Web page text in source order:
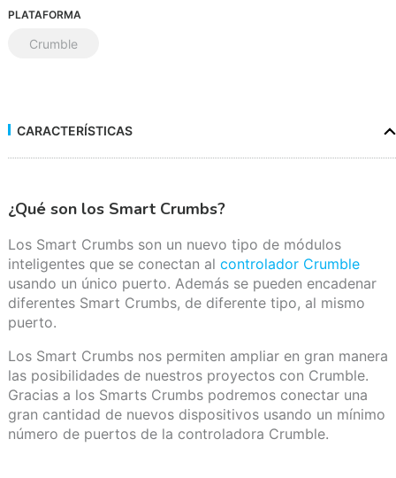
PLATAFORMA
Crumble
CARACTERÍSTICAS
¿Qué son los Smart Crumbs?
Los Smart Crumbs son un nuevo tipo de módulos
inteligentes que se conectan al controlador Crumble
usando un único puerto. Además se pueden encadenar
diferentes Smart Crumbs, de diferente tipo, al mismo
puerto.
Los Smart Crumbs nos permiten ampliar en gran manera
las posibilidades de nuestros proyectos con Crumble.
Gracias a los Smarts Crumbs podremos conectar una
gran cantidad de nuevos dispositivos usando un mínimo
número de puertos de la controladora Crumble.